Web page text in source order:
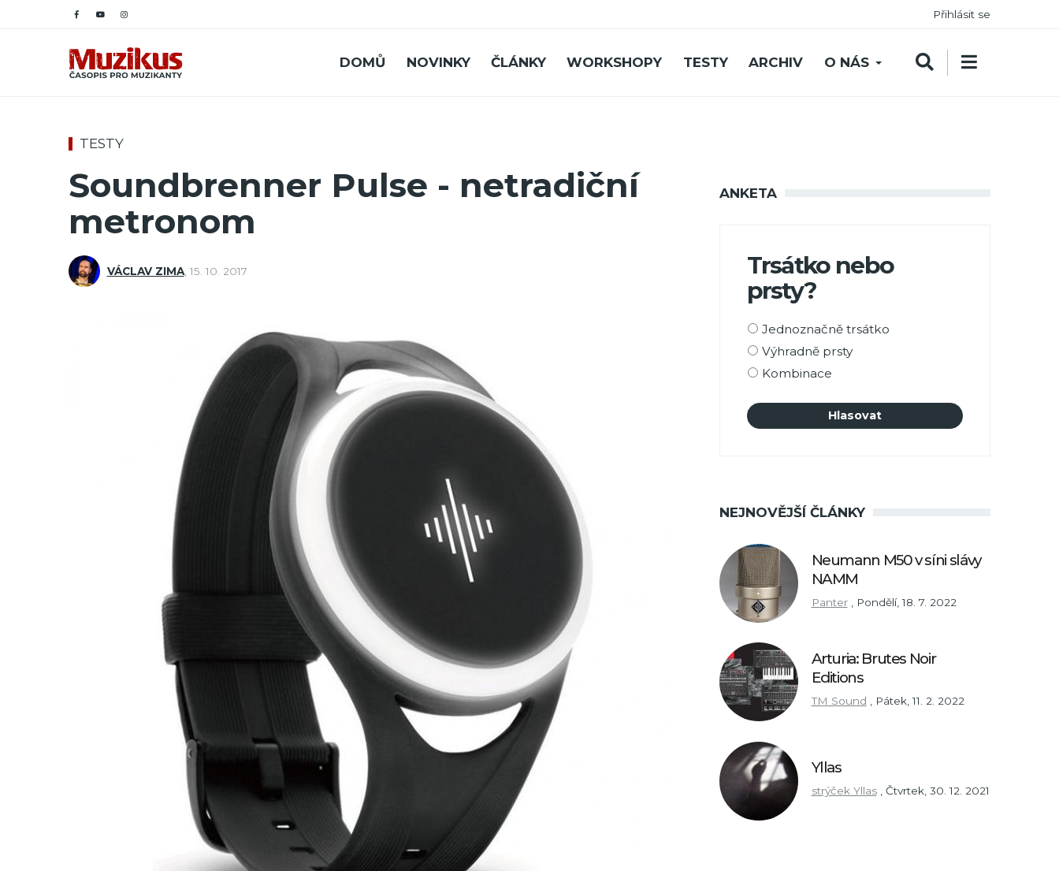
Přihlásit se
DOMŮ NOVINKY ČLÁNKY WORKSHOPY TESTY ARCHIV O NÁS
TESTY
Soundbrenner Pulse - netradiční
metronom
VÁCLAV ZIMA, 15. 10. 2017
ANKETA
Trsátko nebo
prsty?
Možnosti
výběru
Jednoznačně trsátko
Výhradně prsty
Kombinace
NEJNOVĚJŠÍ ČLÁNKY
Neumann M50 v síni slávy
NAMM
Panter Pondělí, 18. 7. 2022
Arturia: Brutes Noir
Editions
TM Sound , Pátek, 11. 2. 2022
Yllas
strýček Yllas Čtvrtek, 30. 12. 2021